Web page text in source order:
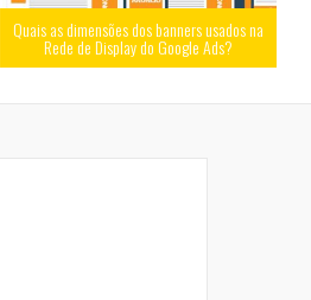
Quais as dimensões dos banners usados na
Rede de Display do Google Ads?